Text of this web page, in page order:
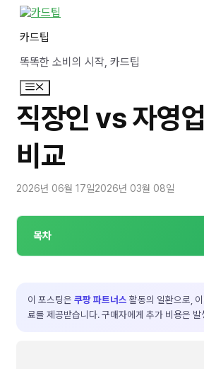
카드팁
똑똑한 소비의 시작, 카드팁
메
뉴
직장인 vs 자영
비교
2026년 06월 17일2026년 03월 08일
목차
이 포스팅은 쿠팡 파트너스 활동의 일환으로,
료를 제공받습니다. 구매자에게 추가 비용은